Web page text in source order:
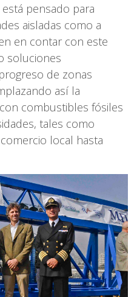
está pensado para
aisladas como a
en contar con este
soluciones
de zonas
así la
combustibles fósiles
tales como
local hasta